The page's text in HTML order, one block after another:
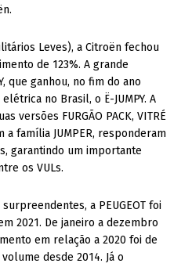
Leves), a Citroën fechou
de 123%. A grande
que ganhou, no fim do ano
no Brasil, o Ë-JUMPY. A
versões FURGÃO PACK, VITRÉ
a família JUMPER, responderam
garantindo um importante
os VULs.
a PEUGEOT foi
2021. De janeiro a dezembro
em relação a 2020 foi de
desde 2014. Já o